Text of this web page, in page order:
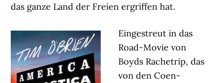
das ganze Land der Freien ergriffen hat.
Eingestreut in das
Road-Movie von
Boyds Rachetrip, das
von den Coen-